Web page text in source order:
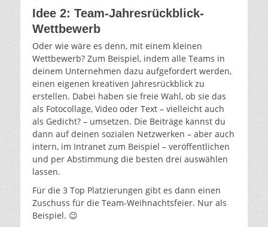
Idee 2: Team-Jahresrückblick-
Wettbewerb
Oder wie wäre es denn, mit einem kleinen
Wettbewerb? Zum Beispiel, indem alle Teams in
deinem Unternehmen dazu aufgefordert werden,
einen eigenen kreativen Jahresrückblick zu
erstellen. Dabei haben sie freie Wahl, ob sie das
als Fotocollage, Video oder Text – vielleicht auch
als Gedicht? – umsetzen. Die Beiträge kannst du
dann auf deinen sozialen Netzwerken – aber auch
intern, im Intranet zum Beispiel – veröffentlichen
und per Abstimmung die besten drei auswählen
lassen.
Für die 3 Top Platzierungen gibt es dann einen
Zuschuss für die Team-Weihnachtsfeier. Nur als
Beispiel. 😉